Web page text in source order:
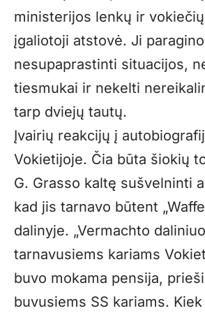
ministerijos lenkų ir
įgaliotoji atstovė. Ji
nesupaprastinti situacijos,
tiesmukai ir nekelti
tarp dviejų tautų.
Įvairių reakcijų į
Vokietijoje. Čia būta šiokių
G. Grasso kaltę sušvelninti
kad jis tarnavo būtent
dalinyje. „Vermachto
tarnavusiems kariams
buvo mokama pensija,
buvusiems SS kariams.